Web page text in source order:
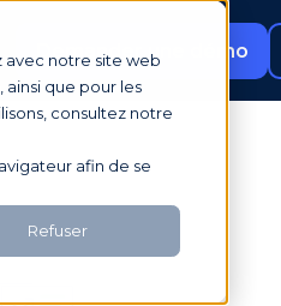
avec notre site web
que pour les
consultez notre
afin de se
Refuser
Demander une démo